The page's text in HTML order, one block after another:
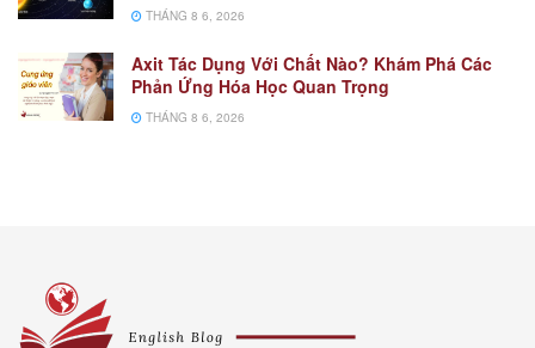
THÁNG 8 6, 2026
Axit Tác Dụng Với Chất Nào? Khám Phá Các
Phản Ứng Hóa Học Quan Trọng
THÁNG 8 6, 2026